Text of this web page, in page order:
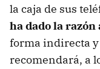
la caja de sus
ha dado la
forma indirecta
recomendará, a